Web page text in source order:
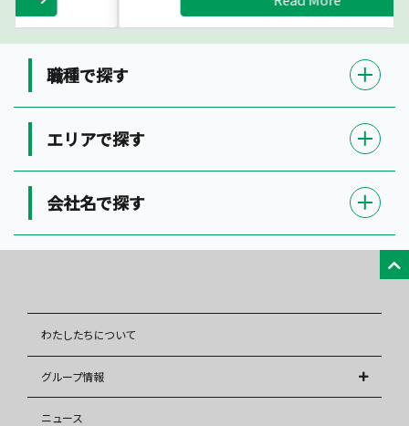
職種で探す
エリアで探す
会社名で探す
わたしたちについて
グループ情報
ニュース